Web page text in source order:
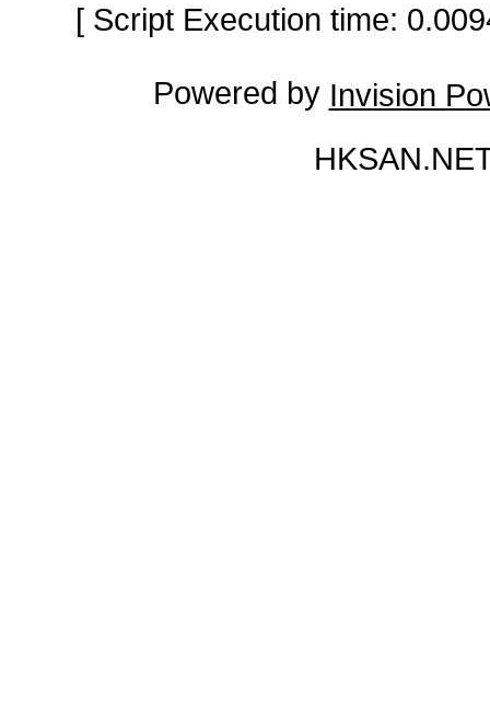
[ Script Execution time:
Powered by Invision